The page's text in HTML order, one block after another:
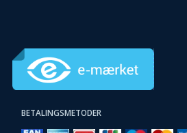
BETALINGSMETODER